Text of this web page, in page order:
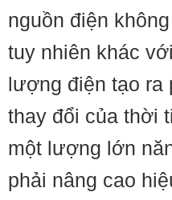
nguồn điện
tuy nhiên khác
lượng điện tạo ra
thay đổi của thời
một lượng lớn
phải nâng cao